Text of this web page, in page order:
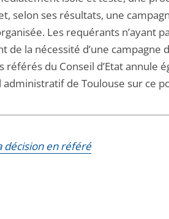
selon ses résultats, une
Les requérants n’ayant
de la nécessité d’une campagne
référés du Conseil d’Etat annule
de Toulouse sur ce
décision en référé